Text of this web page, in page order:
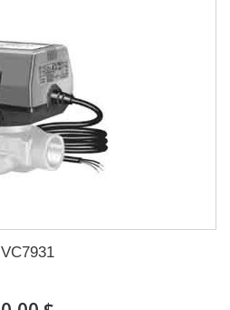
VC7931